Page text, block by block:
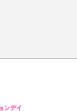
ンデイ